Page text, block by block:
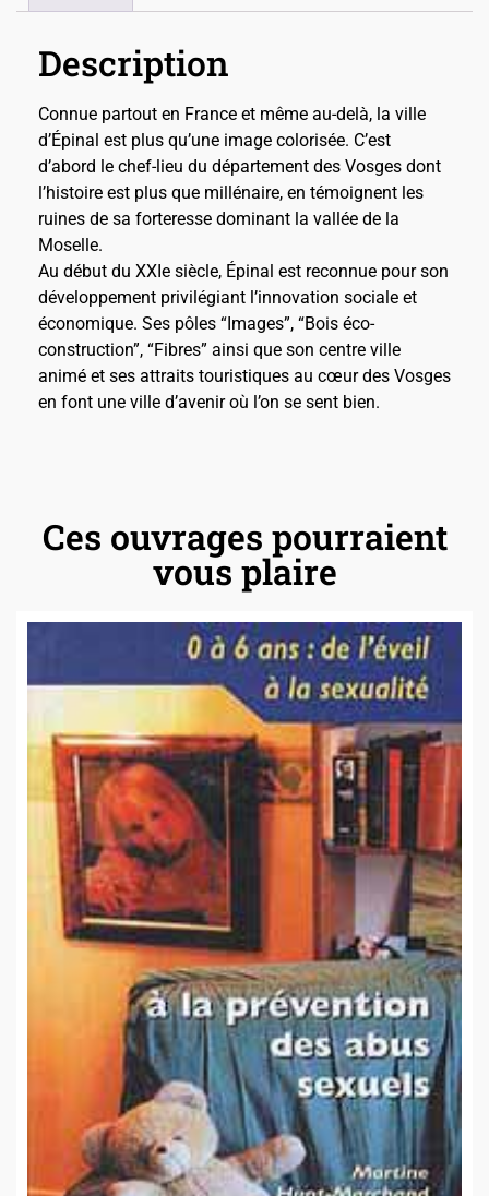
Description
Connue partout en France et même au-delà, la ville
d’Épinal est plus qu’une image colorisée. C’est
d’abord le chef-lieu du département des Vosges dont
l’histoire est plus que millénaire, en témoignent les
ruines de sa forteresse dominant la vallée de la
Moselle.
Au début du XXIe siècle, Épinal est reconnue pour son
développement privilégiant l’innovation sociale et
économique. Ses pôles “Images”, “Bois éco-
construction”, “Fibres” ainsi que son centre ville
animé et ses attraits touristiques au cœur des Vosges
en font une ville d’avenir où l’on se sent bien.
Ces ouvrages pourraient
vous plaire